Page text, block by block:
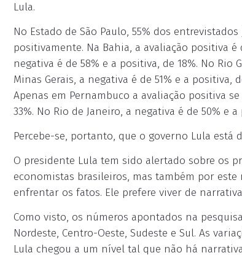
Lula.
No Estado de São Paulo, 55% dos
positivamente. Na Bahia, a avaliação positiva é
negativa é de 58% e a positiva, de 18%. No Rio
Minas Gerais, a negativa é de 51% e a positiva,
Apenas em Pernambuco a avaliação positiva
33%. No Rio de Janeiro, a negativa é de 50% e a
Percebe-se, portanto, que o governo Lula está
O presidente Lula tem sido alertado sobre os
economistas brasileiros, mas também por
enfrentar os fatos. Ele prefere viver de
Como visto, os números apontados na
Nordeste, Centro-Oeste, Sudeste e Sul. As
Lula chegou a um nível tal que não há